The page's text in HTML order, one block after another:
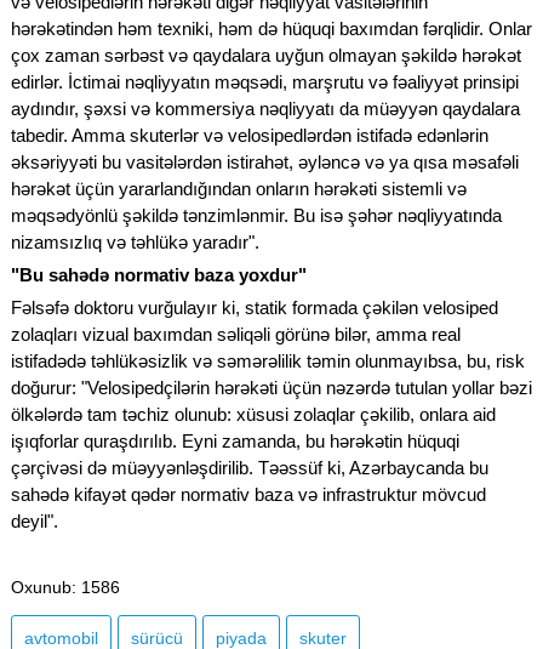
hərəkətindən həm texniki, həm də hüquqi baxımdan fərqlidir. Onlar
çox zaman sərbəst və qaydalara uyğun olmayan şəkildə hərəkət
edirlər. İctimai nəqliyyatın məqsədi, marşrutu və fəaliyyət prinsipi
aydındır, şəxsi və kommersiya nəqliyyatı da müəyyən qaydalara
tabedir. Amma skuterlər və velosipedlərdən istifadə edənlərin
əksəriyyəti bu vasitələrdən istirahət, əyləncə və ya qısa məsafəli
hərəkət üçün yararlandığından onların hərəkəti sistemli və
məqsədyönlü şəkildə tənzimlənmir. Bu isə şəhər nəqliyyatında
nizamsızlıq və təhlükə yaradır".
"Bu sahədə normativ baza yoxdur"
Fəlsəfə doktoru vurğulayır ki, statik formada çəkilən velosiped
zolaqları vizual baxımdan səliqəli görünə bilər, amma real
istifadədə təhlükəsizlik və səmərəlilik təmin olunmayıbsa, bu, risk
doğurur: "Velosipedçilərin hərəkəti üçün nəzərdə tutulan yollar bəzi
ölkələrdə tam təchiz olunub: xüsusi zolaqlar çəkilib, onlara aid
işıqforlar quraşdırılıb. Eyni zamanda, bu hərəkətin hüquqi
çərçivəsi də müəyyənləşdirilib. Təəssüf ki, Azərbaycanda bu
sahədə kifayət qədər normativ baza və infrastruktur mövcud
deyil".
Oxunub: 1586
avtomobil sürücü piyada skuter